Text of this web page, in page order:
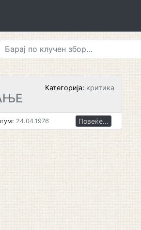
Категорија: критика
24.04.1976 Повеќе...